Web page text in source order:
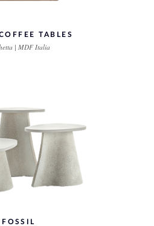
TABLES
| MDF Italia
FOSSIL